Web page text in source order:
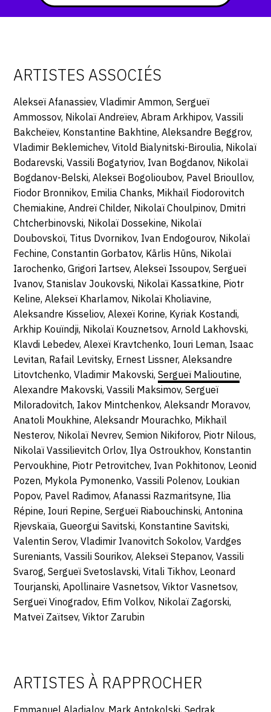
ARTISTES ASSOCIÉS
Alekseï Afanassiev, Vladimir Ammon, Sergueï
Ammossov, Nikolaï Andreïev, Abram Arkhipov, Vassili
Bakcheïev, Konstantine Bakhtine, Aleksandre Beggrov,
Vladimir Beklemichev, Vitold Bialynitski-Biroulia, Nikolaï
Bodarevski, Vassili Bogatyriov, Ivan Bogdanov, Nikolaï
Bogdanov-Belski, Alekseï Bogolioubov, Pavel Brioullov,
Fiodor Bronnikov, Emilia Chanks, Mikhaïl Fiodorovitch
Chemiakine, Andreï Childer, Nikolaï Choulpinov, Dmitri
Chtcherbinovski, Nikolaï Dossekine, Nikolaï
Doubovskoï, Titus Dvornikov, Ivan Endogourov, Nikolaï
Fechine, Constantin Gorbatov, Kārlis Hūns, Nikolaï
Iarochenko, Grigori Iartsev, Alekseï Issoupov, Sergueï
Ivanov, Stanislav Joukovski, Nikolaï Kassatkine, Piotr
Keline, Alekseï Kharlamov, Nikolaï Kholiavine,
Aleksandre Kisseliov, Alexeï Korine, Kyriak Kostandi,
Arkhip Kouïndji, Nikolaï Kouznetsov, Arnold Lakhovski,
Klavdi Lebedev, Alexeï Kravtchenko, Iouri Leman, Isaac
Levitan, Rafail Levitsky, Ernest Lissner, Aleksandre
Litovtchenko, Vladimir Makovski,Sergueï Malioutine,
Alexandre Makovski, Vassili Maksimov, Sergueï
Miloradovitch, Iakov Mintchenkov, Aleksandr Moravov,
Anatoli Moukhine, Aleksandr Mourachko, Mikhaïl
Nesterov, Nikolaï Nevrev, Semion Nikiforov, Piotr Nilous,
Nikolaï Vassilievitch Orlov, Ilya Ostroukhov, Konstantin
Pervoukhine, Piotr Petrovitchev, Ivan Pokhitonov, Leonid
Pozen, Mykola Pymonenko, Vassili Polenov, Loukian
Popov, Pavel Radimov, Afanassi Razmaritsyne, Ilia
Répine, Iouri Repine, Sergueï Riabouchinski, Antonina
Rjevskaïa, Gueorgui Savitski, Konstantine Savitski,
Valentin Serov, Vladimir Ivanovitch Sokolov, Vardges
Sureniants, Vassili Sourikov, Alekseï Stepanov, Vassili
Svarog, Sergueï Svetoslavski, Vitali Tikhov, Leonard
Tourjanski, Apollinaire Vasnetsov, Viktor Vasnetsov,
Sergueï Vinogradov, Efim Volkov, Nikolaï Zagorski,
Matveï Zaïtsev, Viktor Zarubin
ARTISTES À RAPPROCHER
Emmanuel Aladjalov, Mark Antokolski, Sedrak